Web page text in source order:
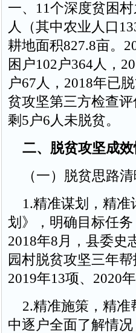
一、11个深度贫困
人（其中农业人口
耕地面积827.8亩。
困户102户364人，
户67人，2018年已
贫攻坚第三方检查
剩5户6人未脱贫。
二、脱贫攻坚成
（一）脱贫思路清
1.精准谋划，精准
划》，明确目标任
2018年8月，县委史
园村脱贫攻坚三年
2019年13项、2020年
2.精准施策，精准
中逐户全面了解情